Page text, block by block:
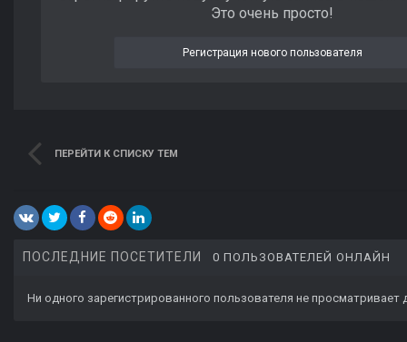
Это очень просто!
Регистрация нового пользователя
ПЕРЕЙТИ К СПИСКУ ТЕМ
ПОСЛЕДНИЕ ПОСЕТИТЕЛИ 0 ПОЛЬЗОВАТЕЛЕЙ ОНЛАЙН
Ни одного зарегистрированного пользователя не просматривает